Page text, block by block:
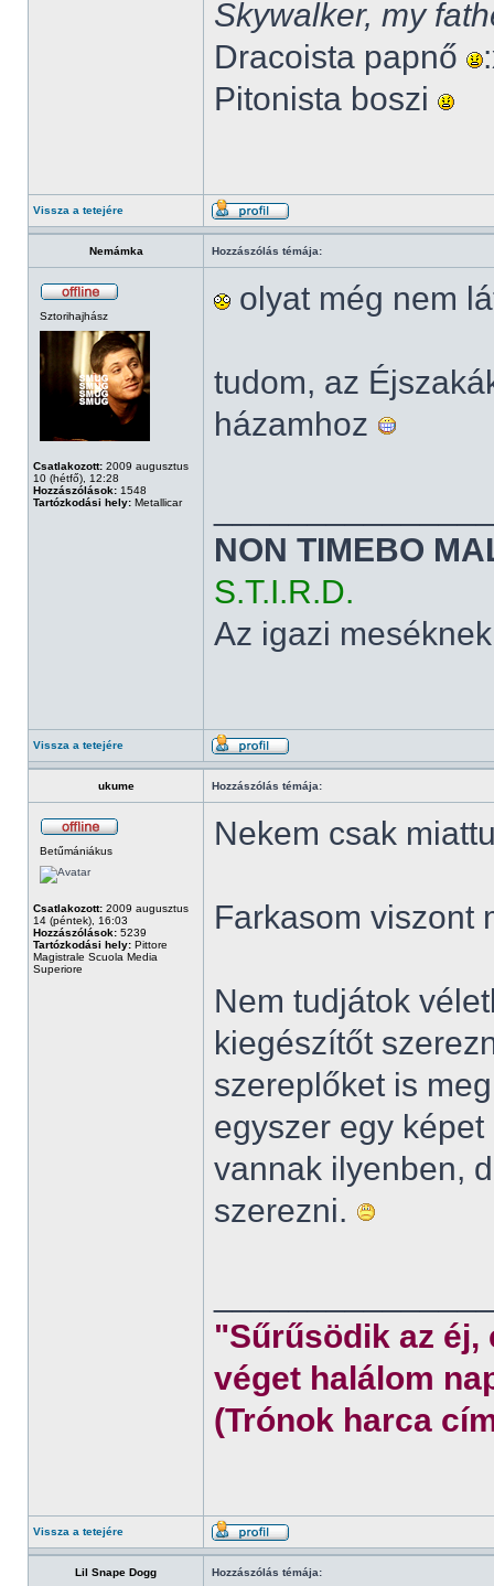
Skywalker, my
Dracoista papnő
Pitonista boszi
Vissza a tetejére
Nemámka Hozzászólás témája:
Sztorihajhász
Csatlakozott: 2009 augusztus
10 (hétfő), 12:28
Hozzászólások: 1548
Tartózkodási hely: Metallicar
olyat még nem
tudom, az
házamhoz
NON TIMEBO
S.T.I.R.D.
Az igazi
Vissza a tetejére
ukume Hozzászólás témája:
Betűmániákus
Csatlakozott: 2009 augusztus
14 (péntek), 16:03
Hozzászólások: 5239
Tartózkodási hely: Pittore
Magistrale Scuola Media
Superiore
Nekem csak
Farkasom viszont
Nem tudjátok
kiegészítőt
szereplőket is
egyszer egy
vannak ilyenben,
szerezni.
"Sűrűsödik az éj,
véget halálom
(Trónok harca
Vissza a tetejére
Lil Snape Dogg Hozzászólás témája: